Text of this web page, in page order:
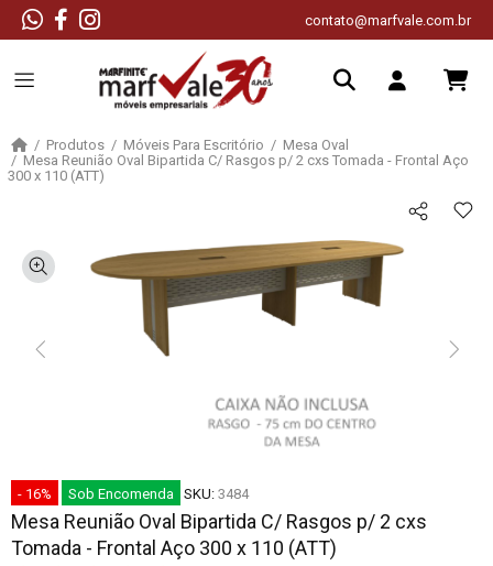
contato@marfvale.com.br
Produtos Móveis Para Escritório
Mesa Oval
Mesa Reunião Oval Bipartida C/ Rasgos p/ 2 cxs Tomada - Frontal Aço
300 x 110 (ATT)
- 16% Sob Encomenda SKU: 3484
Mesa Reunião Oval Bipartida C/ Rasgos p/ 2 cxs
Tomada - Frontal Aço 300 x 110 (ATT)